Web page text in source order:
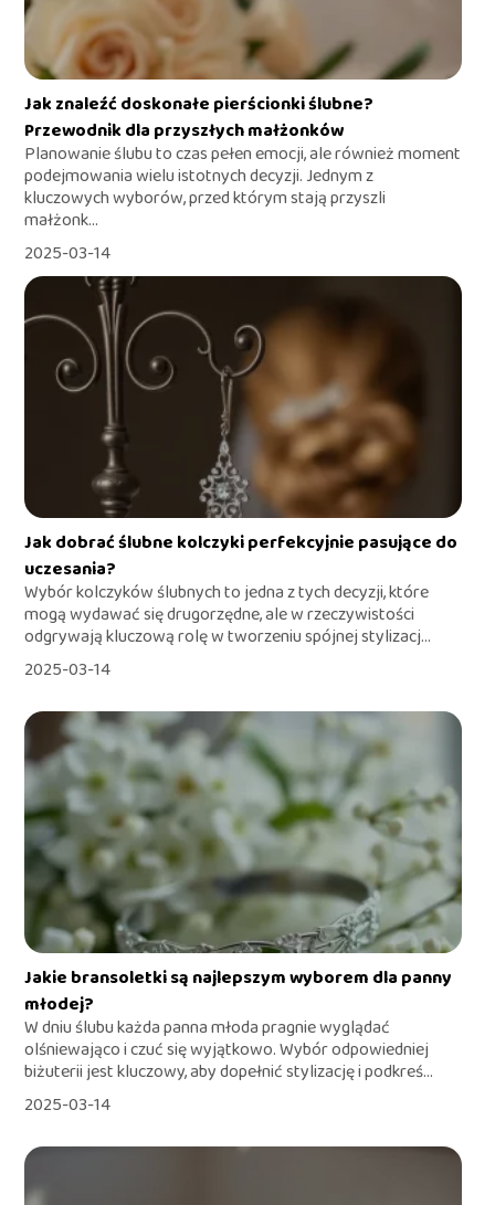
Jak znaleźć doskonałe pierścionki ślubne?
Przewodnik dla przyszłych małżonków
Planowanie ślubu to czas pełen emocji, ale również moment
podejmowania wielu istotnych decyzji. Jednym z
kluczowych wyborów, przed którym stają przyszli
małżonk...
2025-03-14
Jak dobrać ślubne kolczyki perfekcyjnie pasujące do
uczesania?
Wybór kolczyków ślubnych to jedna z tych decyzji, które
mogą wydawać się drugorzędne, ale w rzeczywistości
odgrywają kluczową rolę w tworzeniu spójnej stylizacj...
2025-03-14
Jakie bransoletki są najlepszym wyborem dla panny
młodej?
W dniu ślubu każda panna młoda pragnie wyglądać
olśniewająco i czuć się wyjątkowo. Wybór odpowiedniej
biżuterii jest kluczowy, aby dopełnić stylizację i podkreś...
2025-03-14